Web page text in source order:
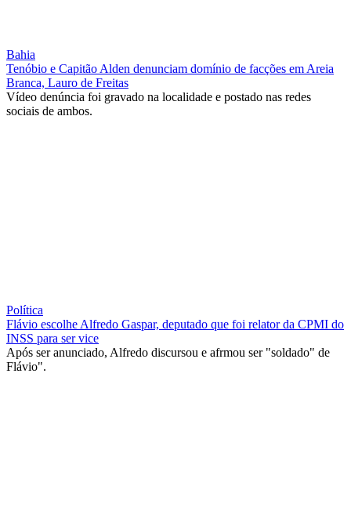
Bahia
Tenóbio e Capitão Alden denunciam domínio de facções em Areia
Branca, Lauro de Freitas
Vídeo denúncia foi gravado na localidade e postado nas redes
sociais de ambos.
Política
Flávio escolhe Alfredo Gaspar, deputado que foi relator da CPMI do
INSS para ser vice
Após ser anunciado, Alfredo discursou e afrmou ser "soldado" de
Flávio".